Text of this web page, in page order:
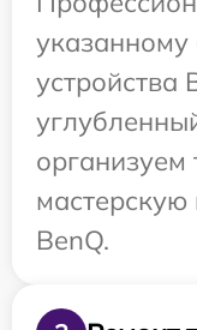
указанному
устройства
организуем
мастерскую
BenQ.